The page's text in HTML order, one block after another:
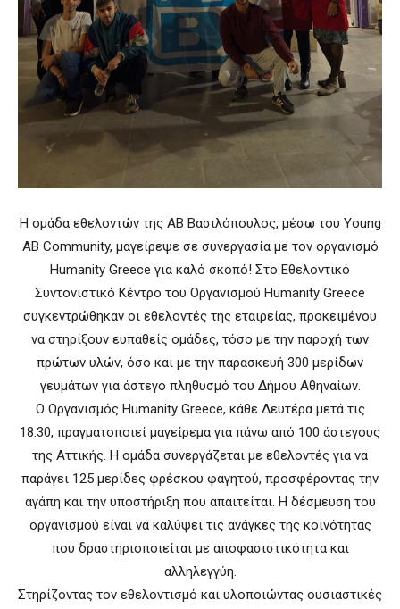
Η ομάδα εθελοντών της ΑΒ Βασιλόπουλος, μέσω του Young
AB Community, μαγείρεψε σε συνεργασία με τον οργανισμό
Humanity Greece για καλό σκοπό! Στο Εθελοντικό
Συντονιστικό Κέντρο του Οργανισμού Humanity Greece
συγκεντρώθηκαν οι εθελοντές της εταιρείας, προκειμένου
να στηρίξουν ευπαθείς ομάδες, τόσο με την παροχή των
πρώτων υλών, όσο και με την παρασκευή 300 μερίδων
γευμάτων για άστεγο πληθυσμό του Δήμου Αθηναίων.
Ο Οργανισμός Humanity Greece, κάθε Δευτέρα μετά τις
18:30, πραγματοποιεί μαγείρεμα για πάνω από 100 άστεγους
της Αττικής. Η ομάδα συνεργάζεται με εθελοντές για να
παράγει 125 μερίδες φρέσκου φαγητού, προσφέροντας την
αγάπη και την υποστήριξη που απαιτείται. Η δέσμευση του
οργανισμού είναι να καλύψει τις ανάγκες της κοινότητας
που δραστηριοποιείται με αποφασιστικότητα και
αλληλεγγύη.
Στηρίζοντας τον εθελοντισμό και υλοποιώντας ουσιαστικές